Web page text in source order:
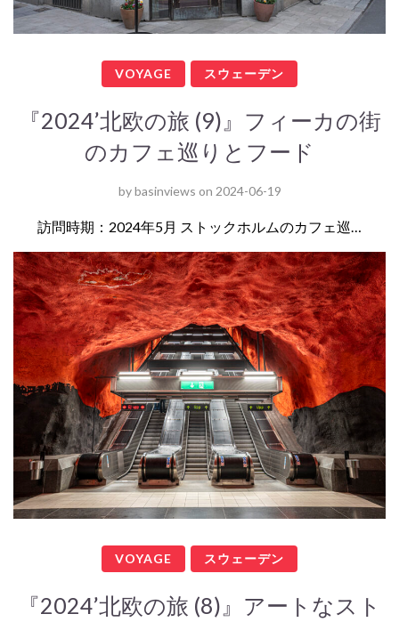
VOYAGE スウェーデン
『2024’北欧の旅 (9)』フィーカの街
のカフェ巡りとフード
bybasinviews on 2024-06-19
訪問時期：2024年5月 ストックホルムのカフェ巡…
VOYAGE スウェーデン
『2024’北欧の旅 (8)』アートなスト